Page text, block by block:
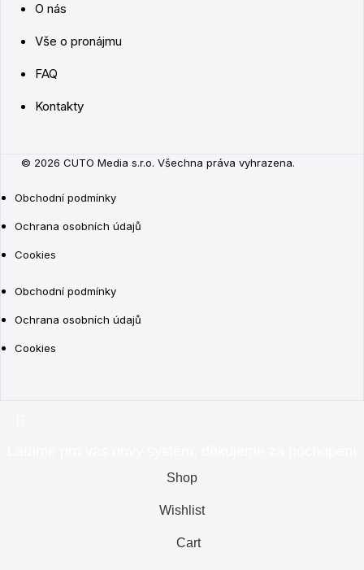
O nás
Vše o pronájmu
FAQ
Kontakty
© 2026 CUTO Media s.r.o. Všechna práva vyhrazena.
Obchodní podmínky
Ochrana osobních údajů
Cookies
Obchodní podmínky
Ochrana osobních údajů
Cookies
Shop
Wishlist
Cart